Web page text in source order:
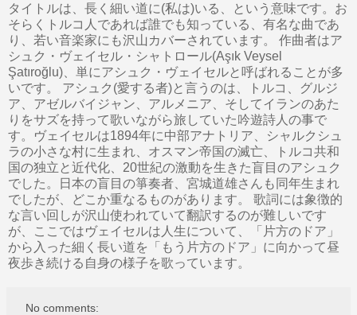
タイトルは、長く細い道に(私は)いる、という意味です。お
そらくトルコ人であれば誰でも知っている、有名な曲であ
り、若い音楽家にも沢山カバーされています。 作曲者はア
シュク・ヴェイセル・シャトロール(Aşık Veysel
Şatıroğlu)、単にアシュク・ヴェイセルと呼ばれることが多
いです。 アシュク(愛する者)と言うのは、トルコ、グルジ
ア、アゼルバイジャン、アルメニア、そしてイランのあた
りをサズを持って歌いながら旅していた吟遊詩人の事で
す。ヴェイセルは1894年に中部アナトリア、シャルクシュ
ラの小さな村に生まれ、オスマン帝国の滅亡、トルコ共和
国の独立と近代化、20世紀の激動を生きた盲目のアシュク
でした。日本の盲目の箏奏者、宮城道雄さんも同年生まれ
でしたが、どこか重なるものがあります。 歌詞には象徴的
な言い回しが沢山使われていて翻訳するのが難しいです
が、ここではヴェイセルは人生について、「片方のドア」
から入った細く長い道を「もう片方のドア」に向かって昼
夜歩き続ける自身の様子を歌っています。
No comments: